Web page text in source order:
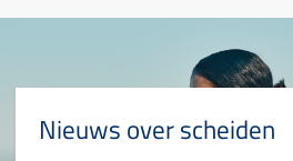
Nieuws over scheiden